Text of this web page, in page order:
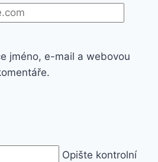
jméno, e-mail a webovou
Opište kontrolní